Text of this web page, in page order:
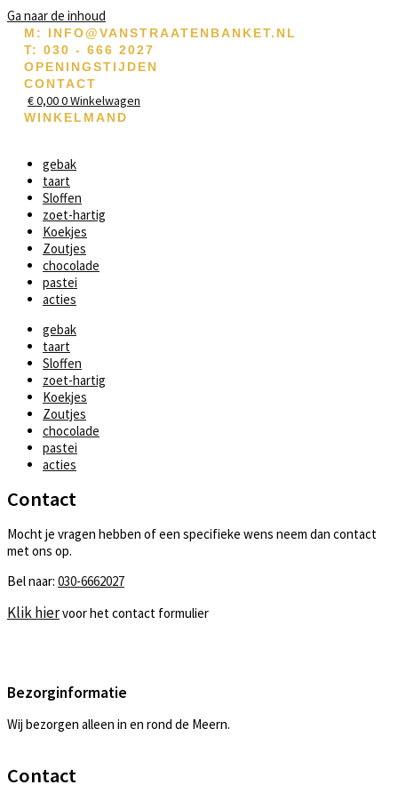
Ga naar de inhoud
M: INFO@VANSTRAATENBANKET.NL
T: 030 - 666 2027
OPENINGSTIJDEN
CONTACT
€0,000Winkelwagen
WINKELMAND
gebak
taart
Sloffen
zoet-hartig
Koekjes
Zoutjes
chocolade
pastei
acties
gebak
taart
Sloffen
zoet-hartig
Koekjes
Zoutjes
chocolade
pastei
acties
Contact
Mocht je vragen hebben of een specifieke wens neem dan contact
met ons op.
Bel naar: 030-6662027
Klik hiervoor het contact formulier
Bezorginformatie
Wij bezorgen alleen in en rond de Meern.
Contact